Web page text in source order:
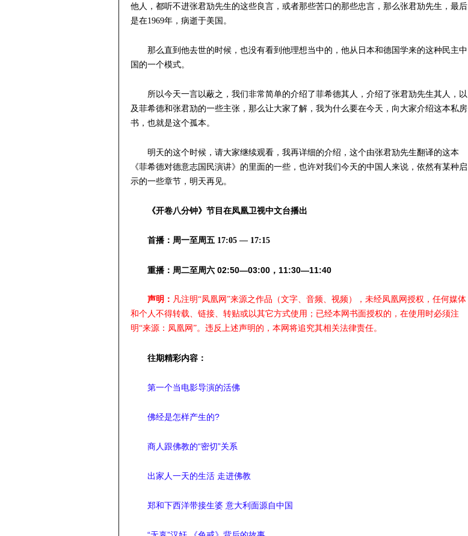
他人，都听不进张君劢先生的这些良言，或者那些苦口的那些忠言，那么张君劢先生，最后
是在1969年，病逝于美国。
那么直到他去世的时候，也没有看到他理想当中的，他从日本和德国学来的这种民主中
国的一个模式。
所以今天一言以蔽之，我们非常简单的介绍了菲希德其人，介绍了张君劢先生其人，以
及菲希德和张君劢的一些主张，那么让大家了解，我为什么要在今天，向大家介绍这本私房
书，也就是这个孤本。
明天的这个时候，请大家继续观看，我再详细的介绍，这个由张君劢先生翻译的这本
《菲希德对德意志国民演讲》的里面的一些，也许对我们今天的中国人来说，依然有某种启
示的一些章节，明天再见。
《开卷八分钟》节目在凤凰卫视中文台播出
首播：周一至周五 17:05 — 17:15
重播：周二至周六 02:50—03:00，11:30—11:40
声明： 凡注明“凤凰网”来源之作品（文字、音频、视频），未经凤凰网授权，任何媒体
和个人不得转载、链接、转贴或以其它方式使用；已经本网书面授权的，在使用时必须注
明“来源：凤凰网”。违反上述声明的，本网将追究其相关法律责任。
往期精彩内容：
第一个当电影导演的活佛
佛经是怎样产生的?
商人跟佛教的“密切”关系
出家人一天的生活 走进佛教
郑和下西洋带接生婆 意大利面源自中国